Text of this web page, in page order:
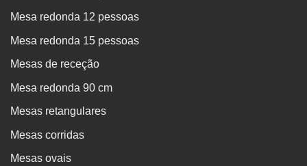
Mesa redonda 12 pessoas
Mesa redonda 15 pessoas
Mesas de receção
Mesa redonda 90 cm
Mesas retangulares
Mesas corridas
Mesas ovais